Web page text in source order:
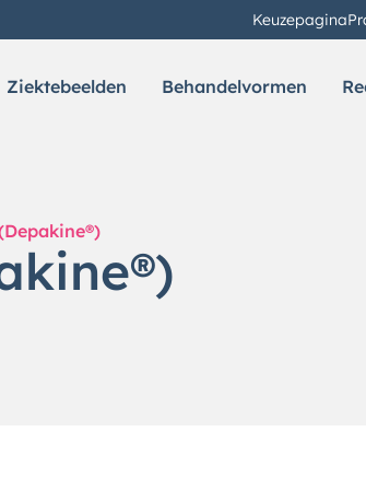
Keuzepagina
Ziektebeelden Behandelvormen